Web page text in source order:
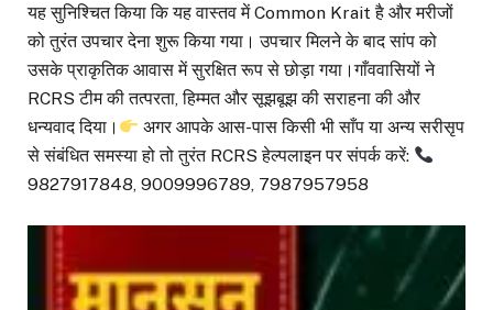
यह सुनिश्चित किया कि यह वास्तव में Common Krait है और मरीजों
को तुरंत उपचार देना शुरू किया गया। उपचार मिलने के बाद सांप को
उसके प्राकृतिक आवास में सुरक्षित रूप से छोड़ा गया।गाँववासियों ने
RCRS टीम की तत्परता, हिम्मत और सूझबूझ की सराहना की और
धन्यवाद दिया।
अगर आपके आस-पास किसी भी साँप या अन्य सरीसृप
से संबंधित समस्या हो तो तुरंत RCRS हेल्पलाइन पर संपर्क करें:
9827917848, 9009996789, 7987957958